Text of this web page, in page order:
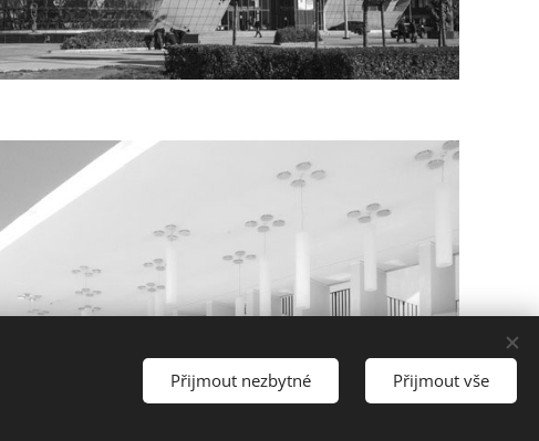
Přijmout nezbytné Přijmout vše